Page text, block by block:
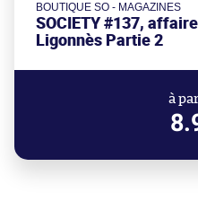
BOUTIQUE SO - MAGAZINES
SOCIETY #137,
Ligonnès Partie 2
à